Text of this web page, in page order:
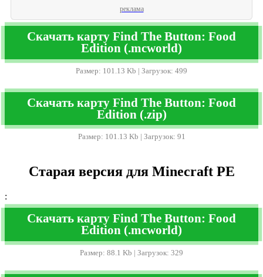
реклама
Скачать карту Find The Button: Food
Edition (.mcworld)
Размер: 101.13 Kb | Загрузок: 499
Скачать карту Find The Button: Food
Edition (.zip)
Размер: 101.13 Kb | Загрузок: 91
Старая версия для Minecraft PE
:
Скачать карту Find The Button: Food
Edition (.mcworld)
Размер: 88.1 Kb | Загрузок: 329